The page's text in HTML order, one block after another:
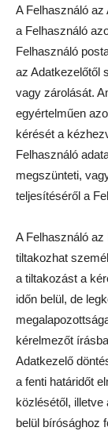
A Felhasználó
a Felhasználó
Felhasználó
az Adatkezelőtől
vagy zárolását.
egyértelműen
kérését a
Felhasználó
megszünteti,
teljesítéséről a
A Felhasználó
tiltakozhat
a tiltakozást a
időn belül, de
kérelmezőt
Adatkezelő
a fenti határidőt
közlésétől, illetve
belül bírósághoz